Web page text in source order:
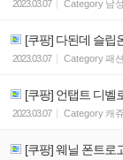
2023.03.07 Category 남
[쿠팡] 다된데 슬립
2023.03.07 Category패
[쿠팡] 언탭트 디벨
2023.03.07 Category 캐
[쿠팡] 웨닐 폰트로